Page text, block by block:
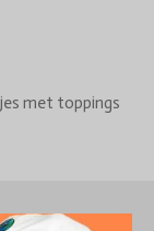
met toppings